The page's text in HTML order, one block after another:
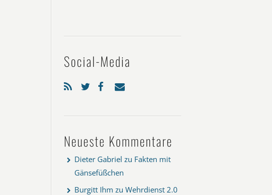
Social-Media
Neueste Kommentare
Dieter Gabriel zu Fakten mit
Gänsefüßchen
Burgitt Ihm zu Wehrdienst 2.0